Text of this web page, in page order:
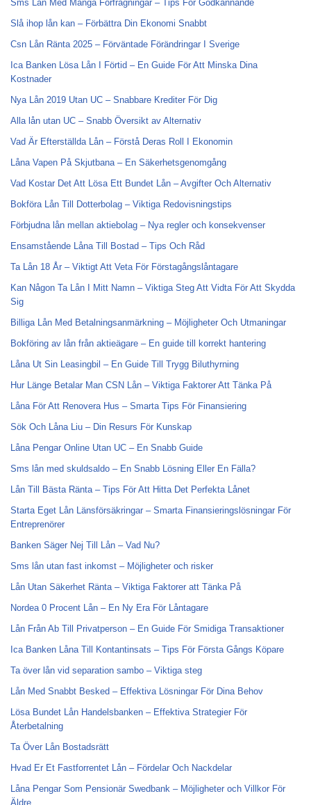
Sms Lån Med Många Förfrågningar – Tips För Godkännande
Slå ihop lån kan – Förbättra Din Ekonomi Snabbt
Csn Lån Ränta 2025 – Förväntade Förändringar I Sverige
Ica Banken Lösa Lån I Förtid – En Guide För Att Minska Dina
Kostnader
Nya Lån 2019 Utan UC – Snabbare Krediter För Dig
Alla lån utan UC – Snabb Översikt av Alternativ
Vad Är Efterställda Lån – Förstå Deras Roll I Ekonomin
Låna Vapen På Skjutbana – En Säkerhetsgenomgång
Vad Kostar Det Att Lösa Ett Bundet Lån – Avgifter Och Alternativ
Bokföra Lån Till Dotterbolag – Viktiga Redovisningstips
Förbjudna lån mellan aktiebolag – Nya regler och konsekvenser
Ensamstående Låna Till Bostad – Tips Och Råd
Ta Lån 18 År – Viktigt Att Veta För Förstagångslåntagare
Kan Någon Ta Lån I Mitt Namn – Viktiga Steg Att Vidta För Att Skydda
Sig
Billiga Lån Med Betalningsanmärkning – Möjligheter Och Utmaningar
Bokföring av lån från aktieägare – En guide till korrekt hantering
Låna Ut Sin Leasingbil – En Guide Till Trygg Biluthyrning
Hur Länge Betalar Man CSN Lån – Viktiga Faktorer Att Tänka På
Låna För Att Renovera Hus – Smarta Tips För Finansiering
Sök Och Låna Liu – Din Resurs För Kunskap
Låna Pengar Online Utan UC – En Snabb Guide
Sms lån med skuldsaldo – En Snabb Lösning Eller En Fälla?
Lån Till Bästa Ränta – Tips För Att Hitta Det Perfekta Lånet
Starta Eget Lån Länsförsäkringar – Smarta Finansieringslösningar För
Entreprenörer
Banken Säger Nej Till Lån – Vad Nu?
Sms lån utan fast inkomst – Möjligheter och risker
Lån Utan Säkerhet Ränta – Viktiga Faktorer att Tänka På
Nordea 0 Procent Lån – En Ny Era För Låntagare
Lån Från Ab Till Privatperson – En Guide För Smidiga Transaktioner
Ica Banken Låna Till Kontantinsats – Tips För Första Gångs Köpare
Ta över lån vid separation sambo – Viktiga steg
Lån Med Snabbt Besked – Effektiva Lösningar För Dina Behov
Lösa Bundet Lån Handelsbanken – Effektiva Strategier För
Återbetalning
Ta Över Lån Bostadsrätt
Hvad Er Et Fastforrentet Lån – Fördelar Och Nackdelar
Låna Pengar Som Pensionär Swedbank – Möjligheter och Villkor För
Äldre